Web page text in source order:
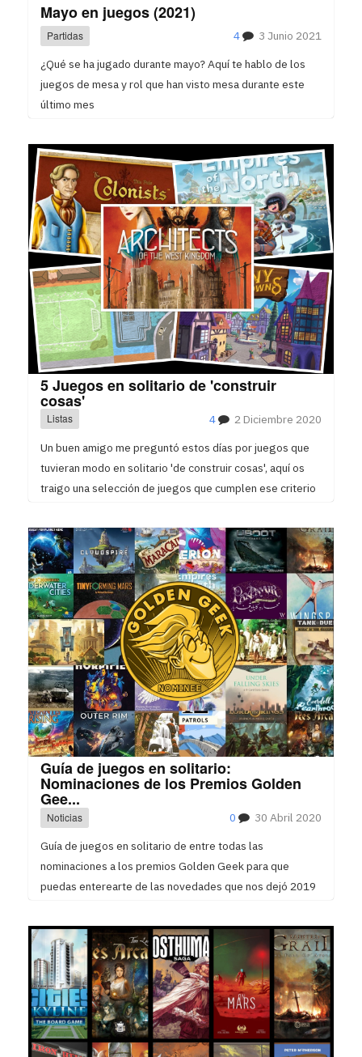
Mayo en juegos (2021)
Partidas 3 Junio 2021
4
¿Qué se ha jugado durante mayo? Aquí te hablo de los
juegos de mesa y rol que han visto mesa durante este
último mes
5 Juegos en solitario de 'construir
cosas'
Listas 2 Diciembre 2020
4
Un buen amigo me preguntó estos días por juegos que
tuvieran modo en solitario 'de construir cosas', aquí os
traigo una selección de juegos que cumplen ese criterio
Guía de juegos en solitario:
Nominaciones de los Premios Golden
Gee...
Noticias 30 Abril 2020
0
Guía de juegos en solitario de entre todas las
nominaciones a los premios Golden Geek para que
puedas enterearte de las novedades que nos dejó 2019